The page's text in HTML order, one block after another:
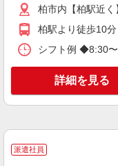
派遣社員
病院
1
による
千
柏市内【柏駅近く
柏駅より徒歩10分
シフト例 ◆8:30
詳細を見る
派遣社員